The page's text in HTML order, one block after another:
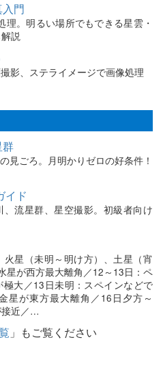
門
理。明るい場所でもできる星雲・
説
影、ステライメージで画像処理
群
見ごろ。月明かりゼロの好条件！
イド
、流星群、星空撮影。初級者向け
星（未明～明け方）、土星（宵
星が西方最大離角／12～13日：ペ
極大／13日未明：スペインなどで
星が東方最大離角／16日夕方～
接近／…
」もご覧ください